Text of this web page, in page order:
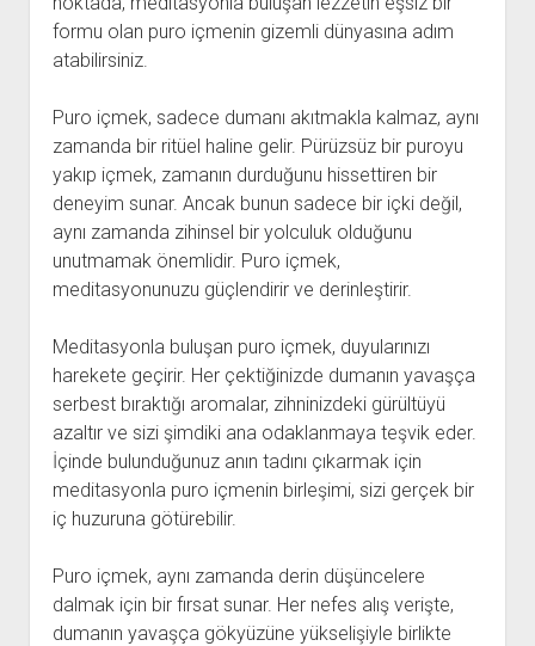
formu olan puro içmenin gizemli dünyasına adım
atabilirsiniz.
Puro içmek, sadece dumanı akıtmakla kalmaz, aynı
zamanda bir ritüel haline gelir. Pürüzsüz bir puroyu
yakıp içmek, zamanın durduğunu hissettiren bir
deneyim sunar. Ancak bunun sadece bir içki değil,
aynı zamanda zihinsel bir yolculuk olduğunu
unutmamak önemlidir. Puro içmek,
meditasyonunuzu güçlendirir ve derinleştirir.
Meditasyonla buluşan puro içmek, duyularınızı
harekete geçirir. Her çektiğinizde dumanın yavaşça
serbest bıraktığı aromalar, zihninizdeki gürültüyü
azaltır ve sizi şimdiki ana odaklanmaya teşvik eder.
İçinde bulunduğunuz anın tadını çıkarmak için
meditasyonla puro içmenin birleşimi, sizi gerçek bir
iç huzuruna götürebilir.
Puro içmek, aynı zamanda derin düşüncelere
dalmak için bir fırsat sunar. Her nefes alış verişte,
dumanın yavaşça gökyüzüne yükselişiyle birlikte